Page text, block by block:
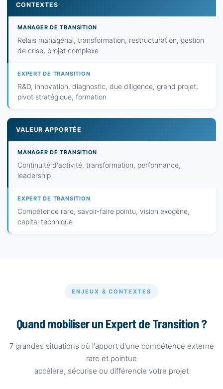
CONTEXTES
Relais managérial, transformation, restructuration, gestion
de crise, projet complexe
R&D, innovation, diagnostic, due diligence, grand projet,
pivot stratégique, formation
VALEUR APPORTÉE
Continuité d'activité, transformation, performance,
leadership
Compétence rare, savoir-faire pointu, vision exogène,
capital technique
ENJEUX & CONTEXTES
Quand mobiliser un Expert de Transition ?
7 grandes situations où l'apport d'une compétence externe
rare et pointue
accélère, sécurise ou différencie votre projet